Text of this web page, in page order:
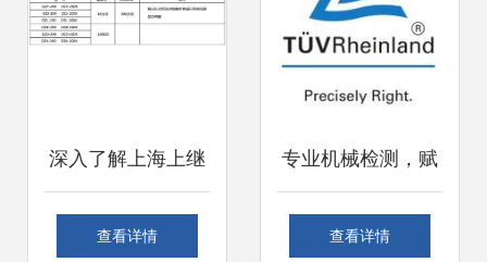
深入了解上海上继
科技dzy 204中间
查看详情
专业机械检测，赋
能智造未来——无
查看详情